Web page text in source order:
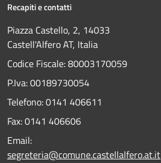
Recapiti e contatti
Piazza Castello, 2, 14033
Castell'Alfero AT, Italia
Codice Fiscale: 80003170059
P.Iva: 00189730054
Telefono:0141 406611
Fax:0141 406606
Email:
segreteria@comune.castellalfero.at.it